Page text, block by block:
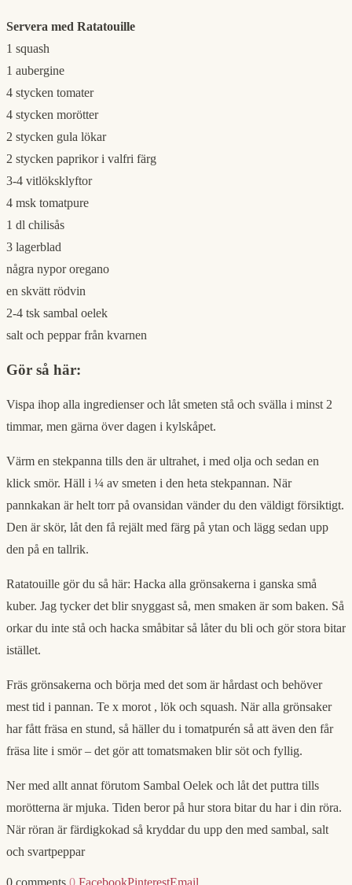
Servera med Ratatouille
1 squash
1 aubergine
4 stycken tomater
4 stycken morötter
2 stycken gula lökar
2 stycken paprikor i valfri färg
3-4 vitlöksklyftor
4 msk tomatpure
1 dl chilisås
3 lagerblad
några nypor oregano
en skvätt rödvin
2-4 tsk sambal oelek
salt och peppar från kvarnen
Gör så här:
Vispa ihop alla ingredienser och låt smeten stå och svälla i minst 2
timmar, men gärna över dagen i kylskåpet.
Värm en stekpanna tills den är ultrahet, i med olja och sedan en
klick smör. Häll i ¼ av smeten i den heta stekpannan. När
pannkakan är helt torr på ovansidan vänder du den väldigt försiktigt.
Den är skör, låt den få rejält med färg på ytan och lägg sedan upp
den på en tallrik.
Ratatouille gör du så här: Hacka alla grönsakerna i ganska små
kuber. Jag tycker det blir snyggast så, men smaken är som baken. Så
orkar du inte stå och hacka småbitar så låter du bli och gör stora bitar
istället.
Fräs grönsakerna och börja med det som är hårdast och behöver
mest tid i pannan. Te x morot , lök och squash. När alla grönsaker
har fått fräsa en stund, så häller du i tomatpurén så att även den får
fräsa lite i smör – det gör att tomatsmaken blir söt och fyllig.
Ner med allt annat förutom Sambal Oelek och låt det puttra tills
morötterna är mjuka. Tiden beror på hur stora bitar du har i din röra.
När röran är färdigkokad så kryddar du upp den med sambal, salt
och svartpeppar
0 comments 0 FacebookPinterestEmail